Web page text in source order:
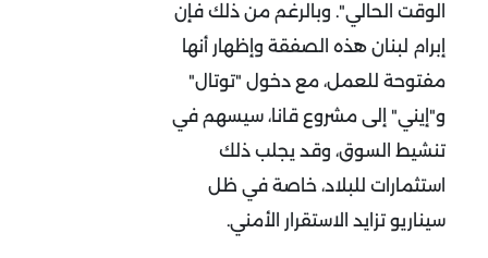
الوقت الحالي". وبالرغم من ذلك فإن
إبرام لبنان هذه الصفقة وإظهار أنها
مفتوحة للعمل، مع دخول "توتال"
و"إيني" إلى مشروع قانا، سيسهم في
تنشيط السوق، وقد يجلب ذلك
استثمارات للبلاد، خاصة في ظل
سيناريو تزايد الاستقرار الأمني.